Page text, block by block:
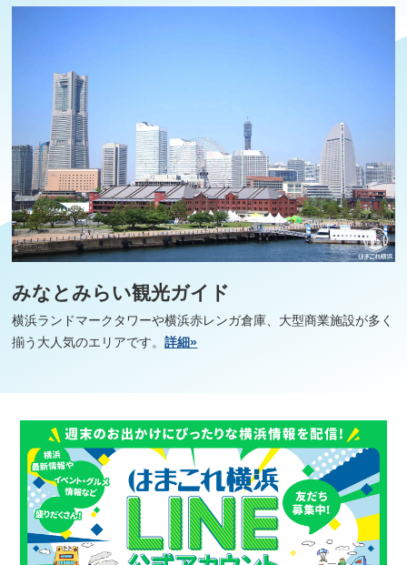
みなとみらい観光ガイド
横浜ランドマークタワーや横浜赤レンガ倉庫、大型商業施設が多く
揃う大人気のエリアです。詳細»